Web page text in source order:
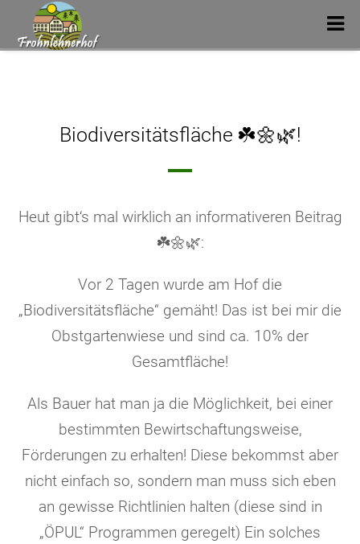
Biodiversitätsfläche ☘️🌼🌿!
Heut gibt‘s mal wirklich an informativeren Beitrag
☘️🌼🌿:
Vor 2 Tagen wurde am Hof die
„Biodiversitätsfläche“ gemäht! Das ist bei mir die
Obstgartenwiese und sind ca. 10% der
Gesamtfläche!
Als Bauer hat man ja die Möglichkeit, bei einer
bestimmten Bewirtschaftungsweise,
Förderungen zu erhalten! Diese bekommst aber
nicht einfach so, sondern man muss sich eben
an gewisse Richtlinien halten (diese sind in
„ÖPUL“ Programmen geregelt) Ein solches